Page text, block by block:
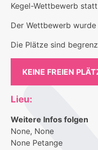
Kegel-Wettbewerb
Der Wettbewerb
Die Plätze sind
KEINE FREIEN
Lieu:
Weitere Infos folgen
None, None
None Petange